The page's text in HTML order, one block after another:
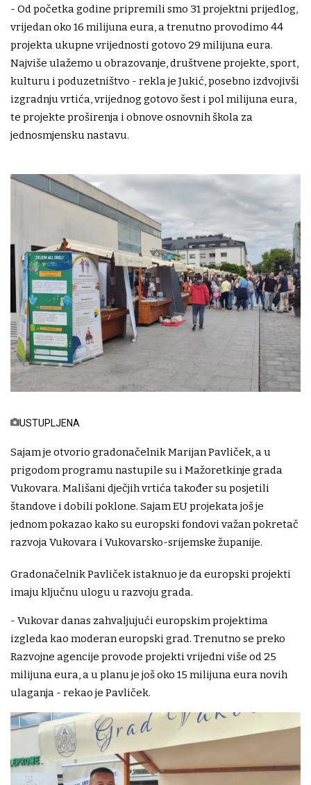
- Od početka godine pripremili smo 31 projektni prijedlog,
vrijedan oko 16 milijuna eura, a trenutno provodimo 44
projekta ukupne vrijednosti gotovo 29 milijuna eura.
Najviše ulažemo u obrazovanje, društvene projekte, sport,
kulturu i poduzetništvo - rekla je Jukić, posebno izdvojivši
izgradnju vrtića, vrijednog gotovo šest i pol milijuna eura,
te projekte proširenja i obnove osnovnih škola za
jednosmjensku nastavu.
USTUPLJENA
Sajam je otvorio gradonačelnik Marijan Pavliček, a u
prigodom programu nastupile su i Mažoretkinje grada
Vukovara. Mališani dječjih vrtića također su posjetili
štandove i dobili poklone. Sajam EU projekata još je
jednom pokazao kako su europski fondovi važan pokretač
razvoja Vukovara i Vukovarsko-srijemske županije.
Gradonačelnik Pavliček istaknuo je da europski projekti
imaju ključnu ulogu u razvoju grada.
- Vukovar danas zahvaljujući europskim projektima
izgleda kao moderan europski grad. Trenutno se preko
Razvojne agencije provode projekti vrijedni više od 25
milijuna eura, a u planu je još oko 15 milijuna eura novih
ulaganja - rekao je Pavliček.